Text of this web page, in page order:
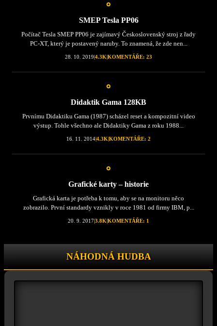
SMEP Tesla PP06
Počítač Tesla SMEP PP06 je zajímavý Československý stroj z řady
PC-XT, který je postavený naruby. To znamená, že zde nen...
28. 10. 2019 4.3K KOMENTÁŘE: 23
Didaktik Gama 128KB
Prvnímu Didaktiku Gama (1987) scházel reset a kompozitní video
výstup. Tohle všechno ale Didaktiky Gama z roku 1988...
16. 11. 20144.3K KOMENTÁŘE: 2
Grafické karty – historie
Grafická karta je potřeba k tomu, aby se na monitoru něco
zobrazilo. První standardy vznikly v roce 1981 od firmy IBM, p...
20. 9. 20173.8K KOMENTÁŘE: 1
NÁHODNÁ HUDBA